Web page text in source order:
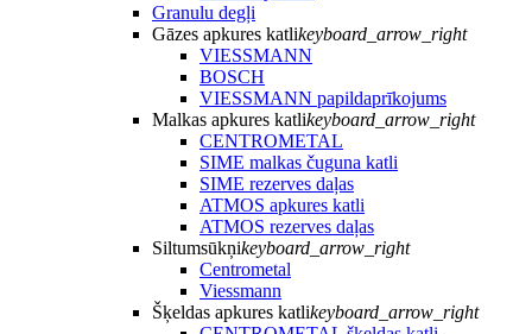
Granulu degļi
Gāzes apkures katlikeyboard_arrow_right
VIESSMANN
BOSCH
VIESSMANN papildaprīkojums
Malkas apkures katlikeyboard_arrow_right
CENTROMETAL
SIME malkas čuguna katli
SIME rezerves daļas
ATMOS apkures katli
ATMOS rezerves daļas
Siltumsūkņikeyboard_arrow_right
Centrometal
Viessmann
Šķeldas apkures katlikeyboard_arrow_right